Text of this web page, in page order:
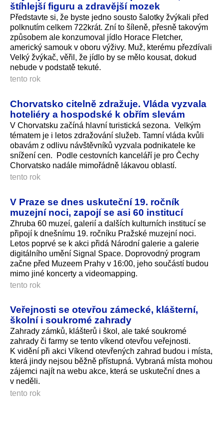
štíhlejší figuru a zdravější mozek
Představte si, že byste jedno sousto šalotky žvýkali před
polknutím celkem 722krát. Zní to šíleně, přesně takovým
způsobem ale konzumoval jídlo Horace Fletcher,
americký samouk v oboru výživy. Muž, kterému přezdívali
Velký žvýkač, věřil, že jídlo by se mělo kousat, dokud
nebude v podstatě tekuté.
tento rok
Chorvatsko citelně zdražuje. Vláda vyzvala
hoteliéry a hospodské k obřím slevám
V Chorvatsku začíná hlavní turistická sezona. Velkým
tématem je i letos zdražování služeb. Tamní vláda kvůli
obavám z odlivu návštěvníků vyzvala podnikatele ke
snížení cen. Podle cestovních kanceláří je pro Čechy
Chorvatsko nadále mimořádně lákavou oblastí.
tento rok
V Praze se dnes uskuteční 19. ročník
muzejní noci, zapojí se asi 60 institucí
Zhruba 60 muzeí, galerií a dalších kulturních institucí se
připojí k dnešnímu 19. ročníku Pražské muzejní noci.
Letos poprvé se k akci přidá Národní galerie a galerie
digitálního umění Signal Space. Doprovodný program
začne před Muzeem Prahy v 16:00, jeho součástí budou
mimo jiné koncerty a videomapping.
tento rok
Veřejnosti se otevřou zámecké, klášterní,
školní i soukromé zahrady
Zahrady zámků, klášterů i škol, ale také soukromé
zahrady či farmy se tento víkend otevřou veřejnosti.
K vidění při akci Víkend otevřených zahrad budou i místa,
která jindy nejsou běžně přístupná. Vybraná místa mohou
zájemci najít na webu akce, která se uskuteční dnes a
v neděli.
tento rok